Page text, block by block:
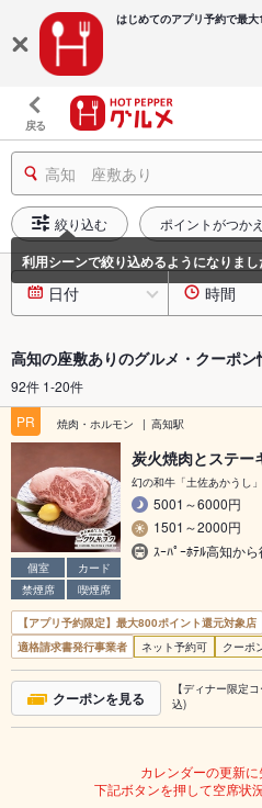
はじめてのアプリ予約で最大
戻る
高知 座敷あり
絞り込む ポイントがつか
日付 時間
高知の座敷ありのグルメ・クーポン
92件 1-20件
PR
焼肉・ホルモン 高知駅
個室
カード
禁煙席
喫煙席
炭火焼肉とステ
幻の和牛「土佐あかうし
5001～6000円
1501～2000円
ｽｰﾊﾟｰﾎﾃﾙ高知か
【アプリ予約限定】最大800ポイント還元対象店
適格請求書発行事業者
ネット予約可 クーポ
クーポンを見る
【ディナー限定
込)
カレンダーの更新に
下記ボタンを押して空席状